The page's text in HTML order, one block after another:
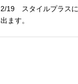
2/19 スタイルプラスに
出ます。